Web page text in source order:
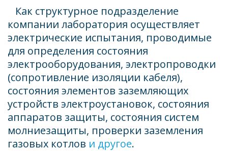
Как структурное подразделение
компании лаборатория осуществляет
электрические испытания, проводимые
для определения состояния
электрооборудования, электропроводки
(сопротивление изоляции кабеля),
состояния элементов заземляющих
устройств электроустановок, состояния
аппаратов защиты, состояния систем
молниезащиты, проверки заземления
газовых котлов и другое.